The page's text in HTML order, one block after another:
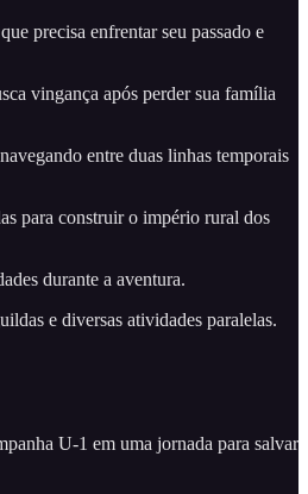
precisa enfrentar seu passado e
vingança após perder sua família
entre duas linhas temporais
para construir o império rural dos
durante a aventura.
e diversas atividades paralelas.
U-1 em uma jornada para salvar